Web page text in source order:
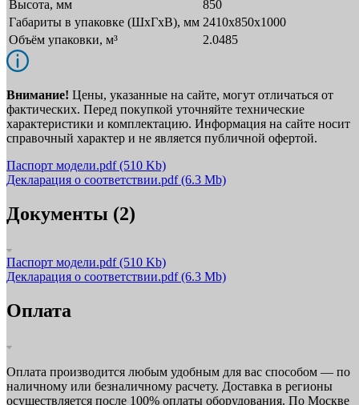
Высота, мм
850
Габариты в упаковке (ШxГxВ), мм 2410x850x1000
Объём упаковки, м³
2.0485
Внимание! Цены, указанные на сайте, могут отличаться от
фактических. Перед покупкой уточняйте технические
характеристики и комплектацию. Информация на сайте носит
справочный характер и не является публичной офертой.
Паспорт модели.pdf(510 Kb)
Декларация о соответствии.pdf(6.3 Mb)
Документы (2)
Паспорт модели.pdf(510 Kb)
Декларация о соответствии.pdf(6.3 Mb)
Оплата
Оплата производится любым удобным для вас способом — по
наличному или безналичному расчету. Доставка в регионы
осуществляется после 100% оплаты оборудования. По Москве